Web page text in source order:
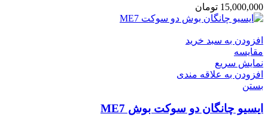
15,000,000 تومان
افزودن به سبد خرید
مقایسه
نمایش سریع
افزودن به علاقه مندی
بستن
ایسیو چانگان دو سوکت بوش ME7